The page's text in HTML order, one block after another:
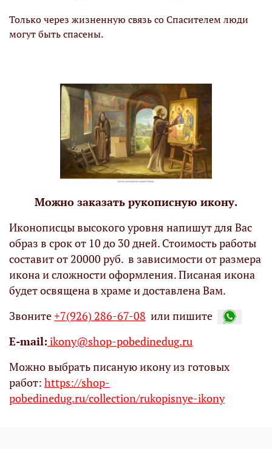
Только через жизненную связь со Спасителем люди
могут быть спасены.
Можно заказать рукописную икону.
Иконописцы высокого уровня напишут для Вас
образ в срок от 10 до 30 дней. Стоимость работы
составит от 20000 руб. в зависимости от размера
икона и сложности оформления. Писаная икона
будет освящена в храме и доставлена Вам.
Звоните+7(926) 286-67-08 или пишите
Е-mail: ikony@shop-pobedinedug.ru
Можно выбрать писаную икону из готовых
работ: https://shop-
pobedinedug.ru/collection/rukopisnye-ikony